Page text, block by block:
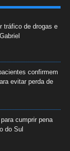
tráfico de drogas e
confirmem
evitar perda de
cumprir pena
do Sul